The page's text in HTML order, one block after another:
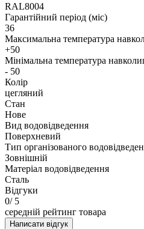
RAL8004
Гарантійний період (міс)
36
Максимальна температура
+50
Мінімальна температура
- 50
Колір
цегляний
Стан
Нове
Вид водовідведення
Поверхневий
Тип організованого
Зовнішній
Матеріал водовідведення
Сталь
Відгуки
0/ 5
середній рейтинг товара
Написати відгук